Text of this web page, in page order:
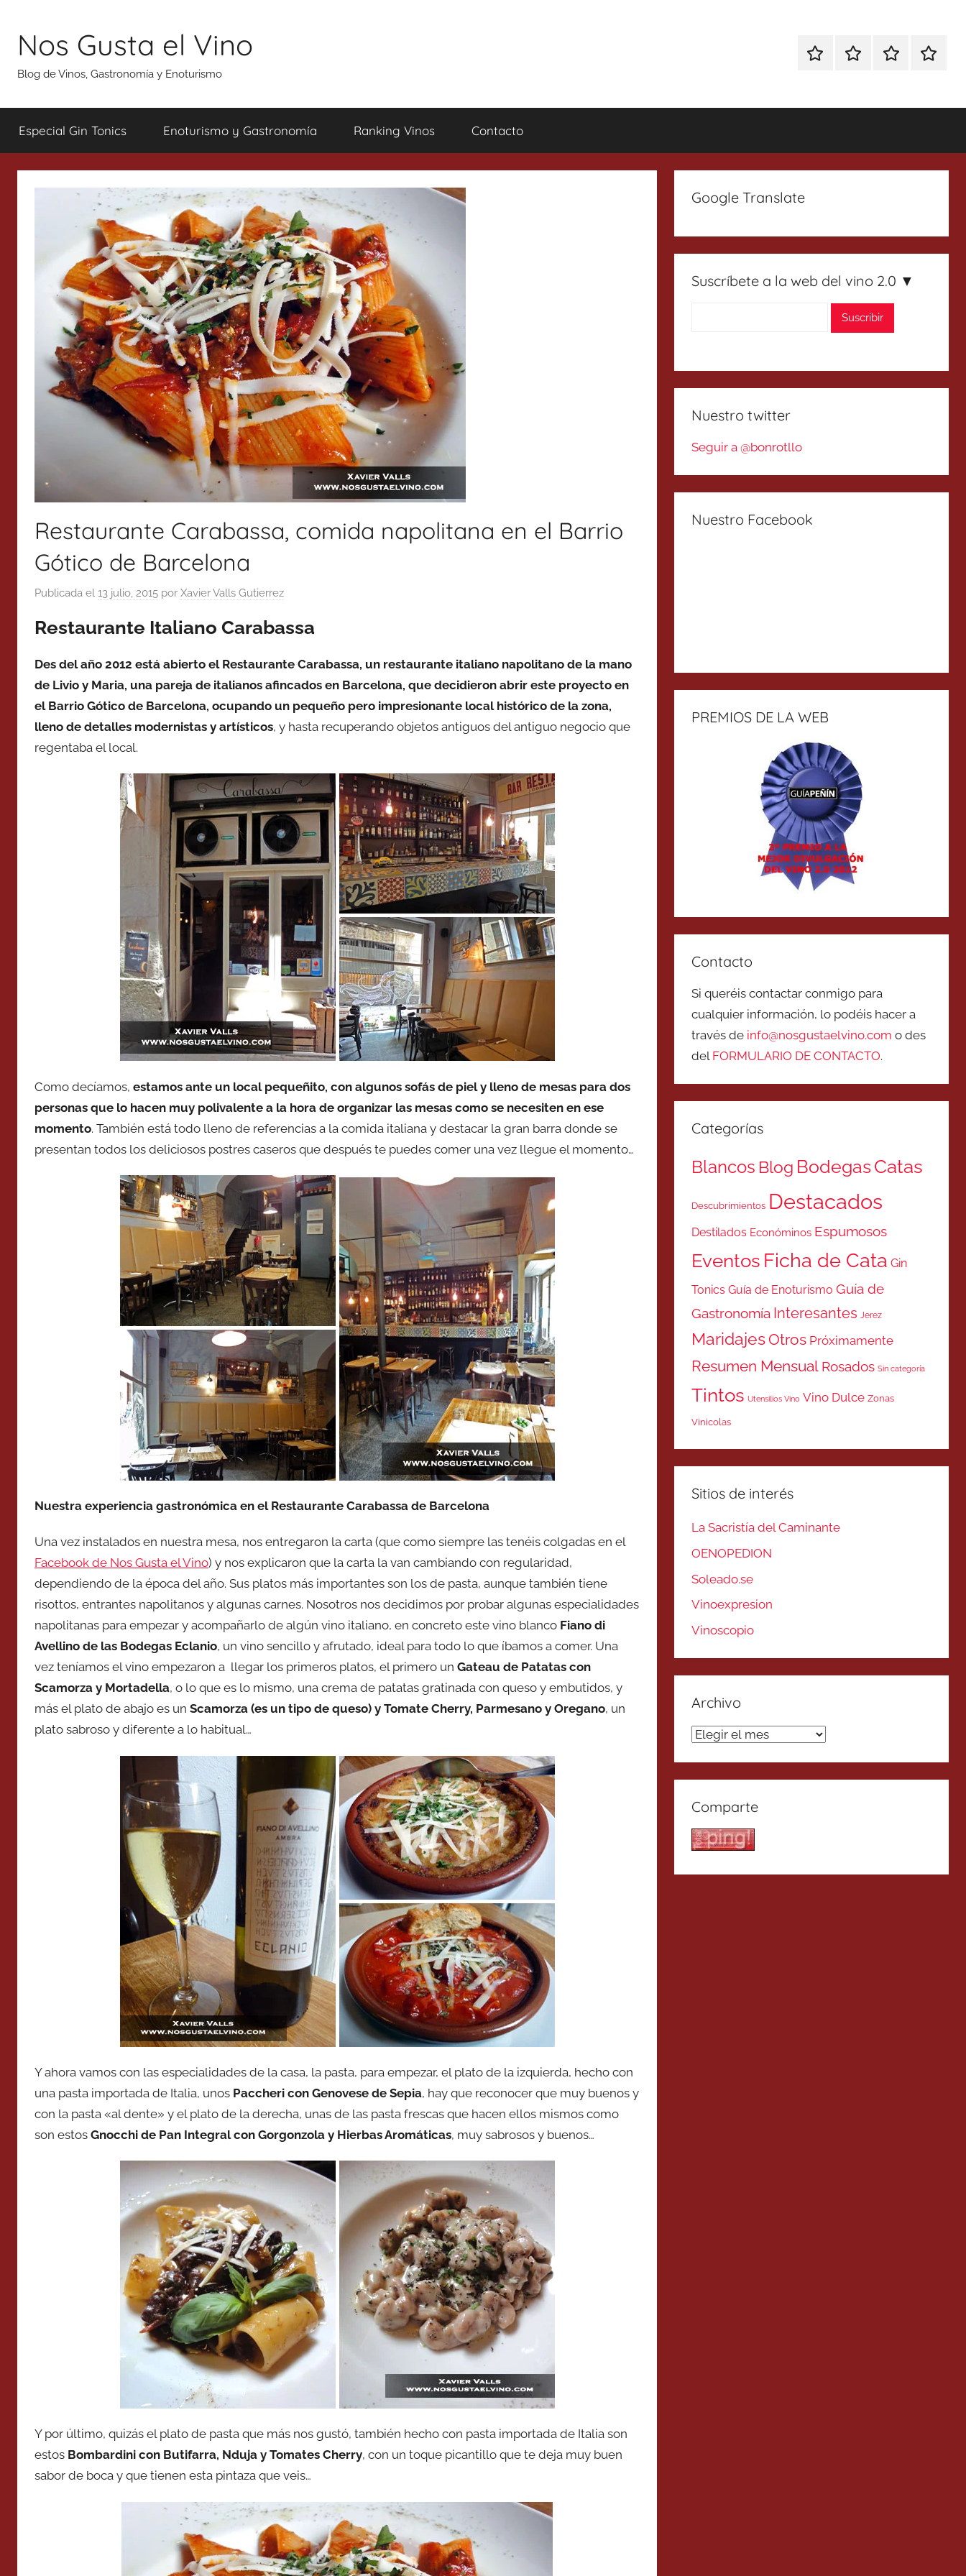
contenido
Nos Gusta el Vino
Blog de Vinos, Gastronomía y Enoturismo
EspecialEnoturismoRanking
Especial Gin Tonics Enoturismo y Gastronomía Ranking Vinos Contacto
Restaurante Carabassa, comida napolitana en el Barrio
Gótico de Barcelona
Publicada el 13 julio, 2015 por Xavier Valls Gutierrez
Restaurante Italiano Carabassa
Des del año 2012 está abierto el Restaurante Carabassa, un restaurante italiano napolitano de la mano
de Livio y Maria, una pareja de italianos afincados en Barcelona, que decidieron abrir este proyecto en
el Barrio Gótico de Barcelona, ocupando un pequeño pero impresionante local histórico de la zona,
lleno de detalles modernistas y artísticos, y hasta recuperando objetos antiguos del antiguo negocio que
regentaba el local.
Como decíamos, estamos ante un local pequeñito, con algunos sofás de piel y lleno de mesas para dos
personas que lo hacen muy polivalente a la hora de organizar las mesas como se necesiten en ese
momento. También está todo lleno de referencias a la comida italiana y destacar la gran barra donde se
presentan todos los deliciosos postres caseros que después te puedes comer una vez llegue el momento…
Nuestra experiencia gastronómica en el Restaurante Carabassa de Barcelona
Una vez instalados en nuestra mesa, nos entregaron la carta (que como siempre las tenéis colgadas en el
Facebook de Nos Gusta el Vino) y nos explicaron que la carta la van cambiando con regularidad,
dependiendo de la época del año. Sus platos más importantes son los de pasta, aunque también tiene
risottos, entrantes napolitanos y algunas carnes. Nosotros nos decidimos por probar algunas especialidades
napolitanas para empezar y acompañarlo de algún vino italiano, en concreto este vino blanco Fiano di
Avellino de las Bodegas Eclanio, un vino sencillo y afrutado, ideal para todo lo que íbamos a comer. Una
vez teníamos el vino empezaron a llegar los primeros platos, el primero un Gateau de Patatas con
Scamorza y Mortadella, o lo que es lo mismo, una crema de patatas gratinada con queso y embutidos, y
más el plato de abajo es un Scamorza (es un tipo de queso) y Tomate Cherry, Parmesano y Oregano, un
plato sabroso y diferente a lo habitual…
Y ahora vamos con las especialidades de la casa, la pasta, para empezar, el plato de la izquierda, hecho con
una pasta importada de Italia, unos Paccheri con Genovese de Sepia, hay que reconocer que muy buenos y
con la pasta «al dente» y el plato de la derecha, unas de las pasta frescas que hacen ellos mismos como
son estos Gnocchi de Pan Integral con Gorgonzola y Hierbas Aromáticas, muy sabrosos y buenos…
Y por último, quizás el plato de pasta que más nos gustó, también hecho con pasta importada de Italia son
estos Bombardini con Butifarra, Nduja y Tomates Cherry, con un toque picantillo que te deja muy buen
sabor de boca y que tienen esta pintaza que veis…
Google Translate
Suscríbete a la web del vino 2.0 ▼
Nuestro twitter
Seguir a @bonrotllo
Nuestro Facebook
PREMIOS DE LA WEB
Contacto
Si queréis contactar conmigo para
cualquier información, lo podéis hacer a
través de info@nosgustaelvino.com o des
del FORMULARIO DE CONTACTO.
Categorías
Blancos Blog BodegasCatas
Descubrimientos Destacados
Destilados Económinos Espumosos
Eventos Ficha de Cata Gin
Tonics Guía de Enoturismo Guía de
Gastronomía Interesantes Jerez
MaridajesOtros Próximamente
Resumen Mensual Rosados Sin categoría
Tintos Utensilios Vino Vino Dulce Zonas
Vinicolas
Sitios de interés
La Sacristía del Caminante
OENOPEDION
Soleado.se
Vinoexpresion
Vinoscopio
Archivo
Archivo
Comparte